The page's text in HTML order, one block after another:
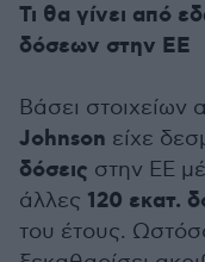
Τι θα γίνει από
δόσεων στην ΕΕ
Βάσει στοιχείων
Johnson είχε
δόσεις στην ΕΕ
άλλες 120 εκατ.
του έτους.